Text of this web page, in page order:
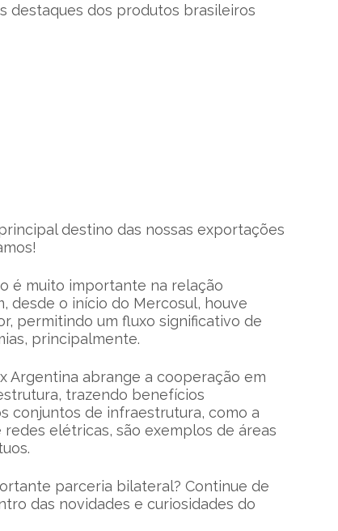
destaques dos produtos brasileiros
destino das nossas exportações
é muito importante na relação
desde o início do Mercosul, houve
permitindo um fluxo significativo de
principalmente.
Argentina abrange a cooperação em
trazendo benefícios
conjuntos de infraestrutura, como a
elétricas, são exemplos de áreas
parceria bilateral? Continue de
das novidades e curiosidades do